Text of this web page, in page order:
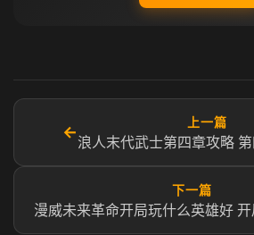
←
上一篇
浪人末代武士第四章攻略
下一篇
漫威未来革命开局玩什么英雄好